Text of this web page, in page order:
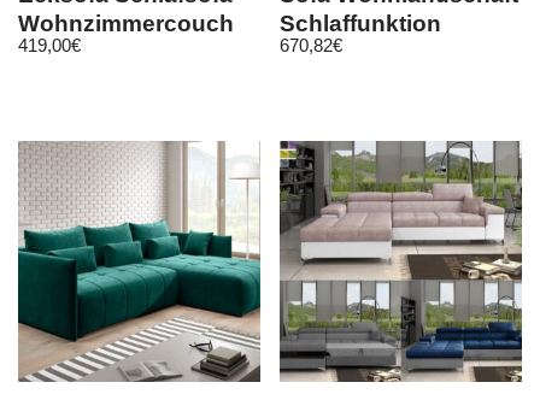
Wohnzimmercouch
Carl Dunkelgrau Grau
419,00€
Schlaffunktion
670,82€